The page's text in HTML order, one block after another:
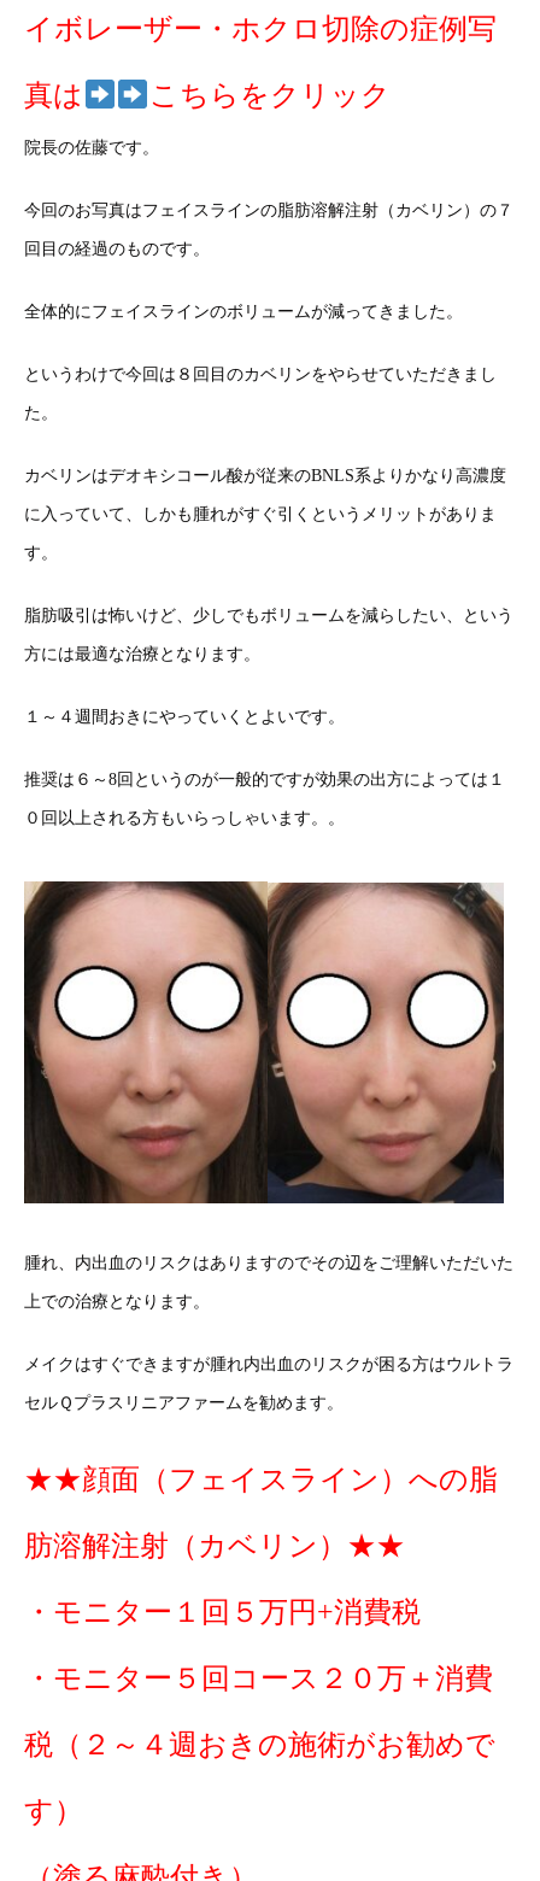
イボレーザー・ホクロ切除の症例写
真は こちらをクリック
院長の佐藤です。
今回のお写真はフェイスラインの脂肪溶解注射（カベリン）の７
回目の経過のものです。
全体的にフェイスラインのボリュームが減ってきました。
というわけで今回は８回目のカベリンをやらせていただきまし
た。
カベリンはデオキシコール酸が従来のBNLS系よりかなり高濃度
に入っていて、しかも腫れがすぐ引くというメリットがありま
す。
脂肪吸引は怖いけど、少しでもボリュームを減らしたい、という
方には最適な治療となります。
１～４週間おきにやっていくとよいです。
推奨は６～8回というのが一般的ですが効果の出方によっては１
０回以上される方もいらっしゃいます。。
腫れ、内出血のリスクはありますのでその辺をご理解いただいた
上での治療となります。
メイクはすぐできますが腫れ内出血のリスクが困る方はウルトラ
セルＱプラスリニアファームを勧めます。
★★顔面（フェイスライン）への脂
肪溶解注射（カベリン）★★
・モニター１回５万円+消費税
・モニター５回コース２０万＋消費
税（２～４週おきの施術がお勧めで
す）